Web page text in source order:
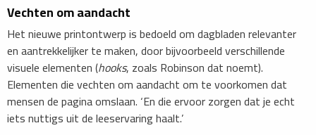
Vechten om aandacht
Het nieuwe printontwerp is bedoeld om dagbladen relevanter
en aantrekkelijker te maken, door bijvoorbeeld verschillende
visuele elementen (hooks, zoals Robinson dat noemt).
Elementen die vechten om aandacht om te voorkomen dat
mensen de pagina omslaan. ‘En die ervoor zorgen dat je echt
iets nuttigs uit de leeservaring haalt.’